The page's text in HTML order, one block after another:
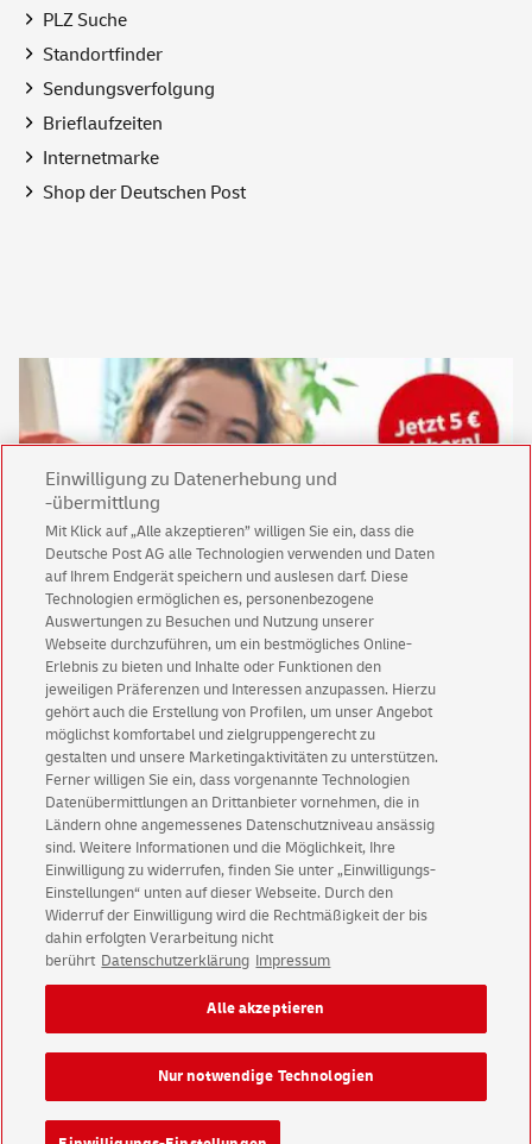
PLZ Suche
Standortfinder
Sendungsverfolgung
Brieflaufzeiten
Internetmarke
Shopder Deutschen Post
Keine News mehr verpassen!
Für den Shop-Newsletter anmelden und
Willkommensgutschein für eine Bestellung sichern.
Jetzt anmelden und Rabatt sichern
Kundenservice
Warnung vor gefälschtenE-Mails
Impressum Rechtliche Hinweise
Datenschutz
Einwilligungs-Einstellungen
Konzern Karriere Presse Investoren
Einwilligung zu Datenerhebung und
-übermittlung
Mit Klick auf „Alle akzeptieren” willigen Sie ein, dass die
Deutsche Post AG alle Technologien verwenden und Daten
auf Ihrem Endgerät speichern und auslesen darf. Diese
Technologien ermöglichen es, personenbezogene
Auswertungen zu Besuchen und Nutzung unserer
Webseite durchzuführen, um ein bestmögliches Online-
Erlebnis zu bieten und Inhalte oder Funktionen den
jeweiligen Präferenzen und Interessen anzupassen. Hierzu
gehört auch die Erstellung von Profilen, um unser Angebot
möglichst komfortabel und zielgruppengerecht zu
gestalten und unsere Marketingaktivitäten zu unterstützen.
Ferner willigen Sie ein, dass vorgenannte Technologien
Datenübermittlungen an Drittanbieter vornehmen, die in
Ländern ohne angemessenes Datenschutzniveau ansässig
sind. Weitere Informationen und die Möglichkeit, Ihre
Einwilligung zu widerrufen, finden Sie unter „Einwilligungs-
Einstellungen“ unten auf dieser Webseite. Durch den
Widerruf der Einwilligung wird die Rechtmäßigkeit der bis
dahin erfolgten Verarbeitung nicht
berührt Datenschutzerklärung Impressum
Nur notwendige Technologien
Alle akzeptieren